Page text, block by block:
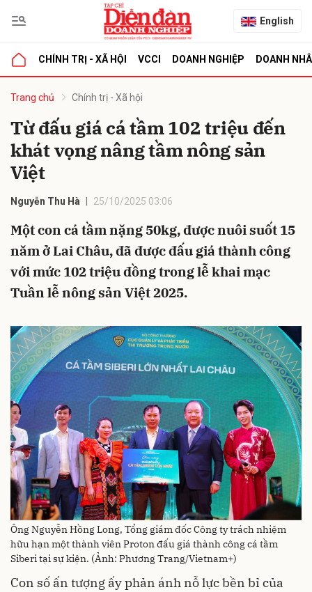
English
CHÍNH TRỊ - XÃ HỘI VCCI DOANH NGHIỆP DOANH
Trang chủ Chính trị - Xã hội
Từ đấu giá cá tầm 102 triệu đến
khát vọng nâng tầm nông sản
Việt
Nguyễn Thu Hà 25/10/2025 03:06
Một con cá tầm nặng 50kg, được nuôi suốt 15
năm ở Lai Châu, đã được đấu giá thành công
với mức 102 triệu đồng trong lễ khai mạc
Tuần lễ nông sản Việt 2025.
Ông Nguyễn Hồng Long, Tổng giám đốc Công ty trách nhiệm
hữu hạn một thành viên Proton đấu giá thành công cá tầm
Siberi tại sự kiện. (Ảnh: Phương Trang/Vietnam+)
Con số ấn tượng ấy phản ánh nỗ lực bền bỉ của
luận
Hủy